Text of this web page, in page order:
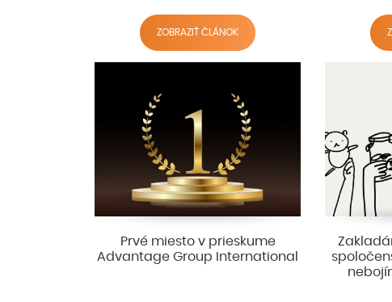
ZOBRAZIŤ ČLÁNOK
Prvé miesto v prieskume
Advantage Group International